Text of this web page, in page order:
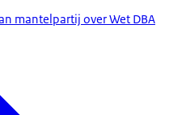
mantelpartij over Wet DBA